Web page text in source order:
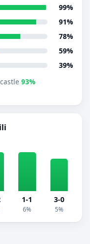
99%
91%
78%
59%
39%
93%
1-1
6%
3-0
5%